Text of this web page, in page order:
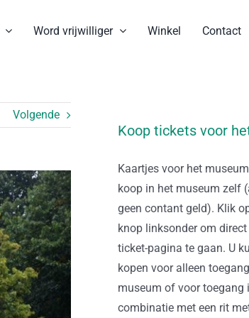
Word vrijwilliger Winkel Contact
Volgende
Koop tickets voor
Kaartjes voor het
koop in het museum zelf
geen contant geld). Klik
knop linksonder om
ticket-pagina te gaan. U
kopen voor alleen
museum of voor toegang
combinatie met een rit